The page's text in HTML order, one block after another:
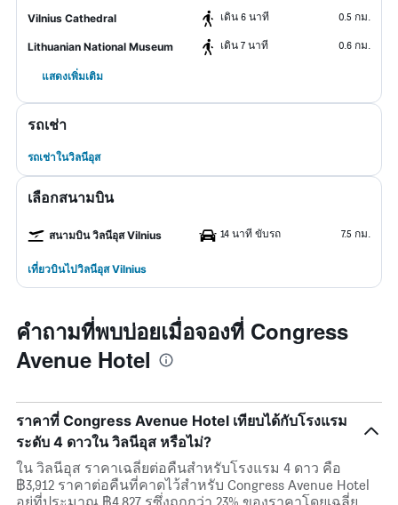
Vilnius Cathedral เดิน 6 นาที 0.5 กม.
Lithuanian National Museum เดิน 7 นาที 0.6 กม.
แสดงเพิ่มเติม
รถเช่า
รถเช่าในวิลนีอุส
เลือกสนามบิน
สนามบิน วิลนีอุส Vilnius 14 นาที ขับรถ 7.5 กม.
เที่ยวบินไปวิลนีอุส Vilnius
คำถามที่พบบ่อยเมื่อจองที่ Congress
Avenue Hotel
ราคาที่ Congress Avenue Hotel เทียบได้กับโรงแรม
ระดับ 4 ดาวใน วิลนีอุส หรือไม่?
ใน วิลนีอุส ราคาเฉลี่ยต่อคืนสำหรับโรงแรม 4 ดาว คือ
฿3,912 ราคาต่อคืนที่คาดไว้สำหรับ Congress Avenue Hotel